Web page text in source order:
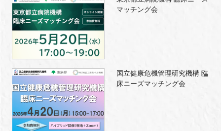
マッチング会
国立健康危機管理研究機構 臨
床ニーズマッチング会